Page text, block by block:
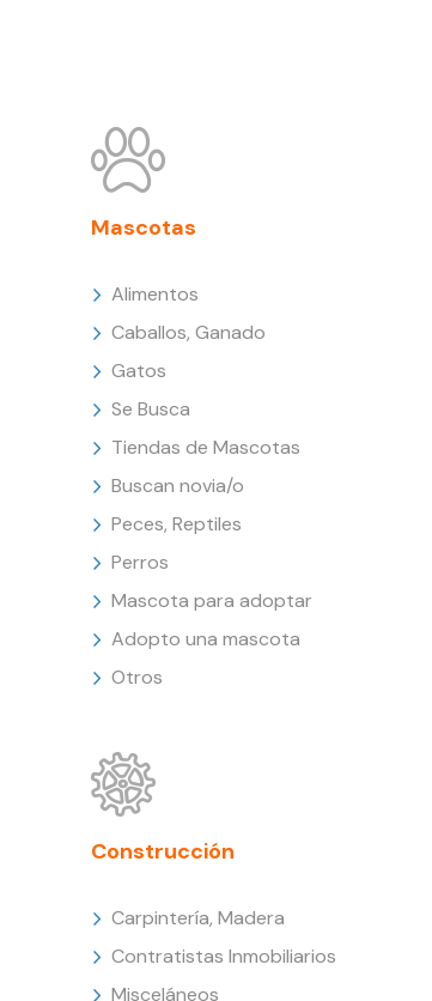
Mascotas
Alimentos
Caballos, Ganado
Gatos
Se Busca
Tiendas de Mascotas
Buscan novia/o
Peces, Reptiles
Perros
Mascota para adoptar
Adopto una mascota
Otros
Construcción
Carpintería, Madera
Contratistas Inmobiliarios
Misceláneos